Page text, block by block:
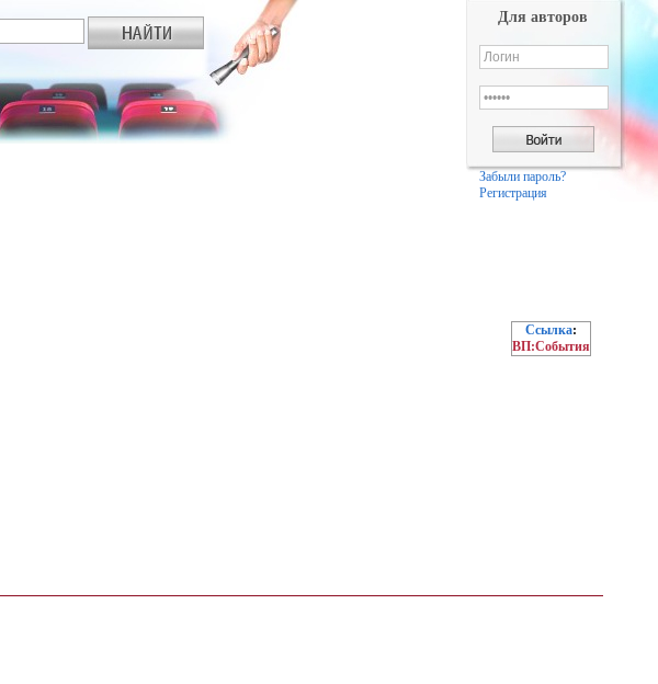
Для авторов
Забыли пароль?
Регистрация
Ссылка:
ВП:События